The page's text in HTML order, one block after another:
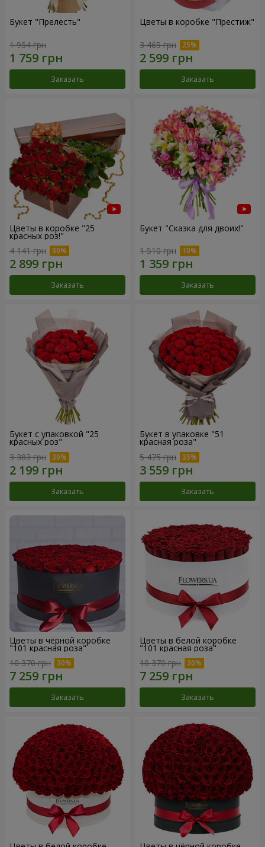
Букет "Прелесть"
1 954 грн
Заказать
Цветы в коробке "Престиж"
3 465 грн
Заказать
Цветы в коробке "25
красных роз!"
4 141 грн
Заказать
Букет "Сказка для двоих!"
1 510 грн
Заказать
Букет с упаковкой "25
красных роз"
3 383 грн
Заказать
Букет в упаковке "51
красная роза"
5 475 грн
Заказать
Цветы в чёрной коробке
"101 красная роза"
10 370 грн
Заказать
Цветы в белой коробке
"101 красная роза"
10 370 грн
Заказать